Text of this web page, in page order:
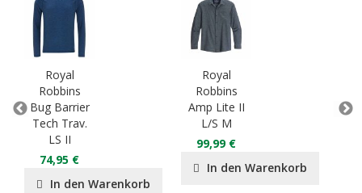
Royal
Robbins
Bug Barrier
Tech Trav.
LS II
74,95 €
In den Warenkorb
Royal
Robbins
Amp Lite II
L/S M
99,99 €
In den Warenkorb